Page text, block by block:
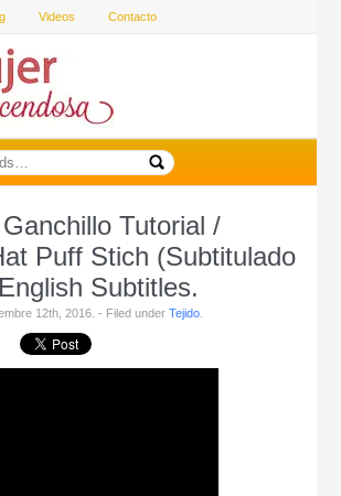
Videos Contacto
Tutorial /
Puff Stich (Subtitulado
Subtitles.
12th, 2016. - Filed underTejido